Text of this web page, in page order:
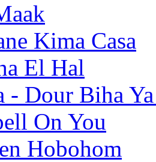
Kima Casa
El Hal
- Dour Biha
On You
Hobohom